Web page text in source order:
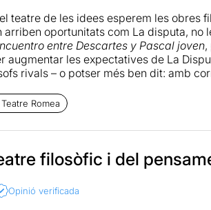
teatre de les idees esperem les obres
arriben oportunitats com La disputa, no
entre Descartes y Pascal joven,
augmentar les expectatives de La
rivals – o potser més ben dit: amb
que assenyala amb a Rousseau amb
Tot i que això és tan sols el pretext
la naturalesa, la Il·lustració contra
una solvència extraordinària Pep
– o un pregària–: que arribin
funció hi estaria d'acord.
Romea
filosòfic i del
Opinió verificada